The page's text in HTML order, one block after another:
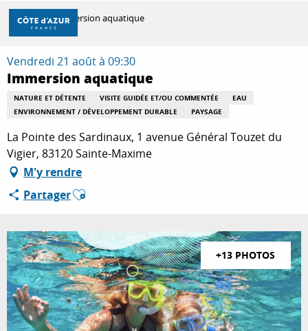
Aller
contenu
principal
DÉCOUVRIR
À FAIRE
SÉJOURNER
Accueil Immersion aquatique
Vendredi 21 août à 09:30
Immersion aquatique
NATURE ET DÉTENTE VISITE GUIDÉE ET/OU COMMENTÉE
EAU
ENVIRONNEMENT / DÉVELOPPEMENT DURABLE
PAYSAGE
La Pointe des Sardinaux, 1 avenue Général Touzet du
Vigier, 83120 Sainte-Maxime
M'y rendre
PartagerAjouter aux favoris
+13 PHOTOS